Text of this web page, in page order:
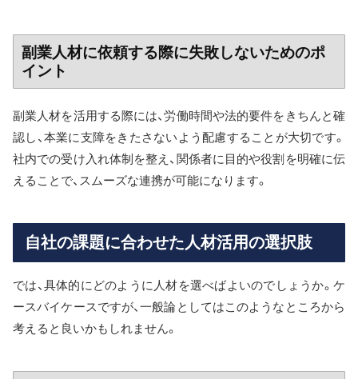
副業人材に依頼する際に失敗しないためのポ
イント
副業人材を活用する際には、労働時間や法的要件をきちんと確
認し、本業に支障をきたさないよう配慮することが大切です。
社内での受け入れ体制を整え、関係者に目的や役割を明確に伝
えることで、スムーズな連携が可能になります。
自社の課題に合わせた人材活用の選択肢
では、具体的にどのように人材を選べばよいのでしょうか。ケ
ースバイケースですが、一般論としてはこのようなところから
考えると良いかもしれません。